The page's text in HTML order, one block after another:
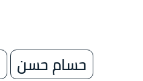
حسام حسن